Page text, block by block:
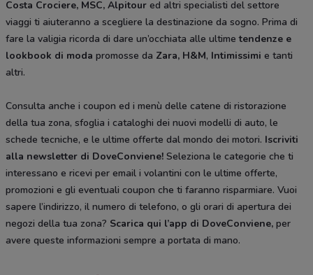
Costa Crociere, MSC, Alpitour ed altri specialisti del settore
viaggi ti aiuteranno a scegliere la destinazione da sogno. Prima di
fare la valigia ricorda di dare un’occhiata alle ultimetendenze e
lookbook di moda promosse da Zara, H&M, Intimissimi e tanti
altri.
Consulta anche i coupon ed i menù delle catene di ristorazione
della tua zona, sfoglia i cataloghi dei nuovi modelli di auto, le
schede tecniche, e le ultime offerte dal mondo dei motori. Iscriviti
alla newsletter di DoveConviene! Seleziona le categorie che ti
interessano e ricevi per email i volantini con le ultime offerte,
promozioni e gli eventuali coupon che ti faranno risparmiare. Vuoi
sapere l’indirizzo, il numero di telefono, o gli orari di apertura dei
negozi della tua zona? Scarica qui l’app di DoveConviene, per
avere queste informazioni sempre a portata di mano.